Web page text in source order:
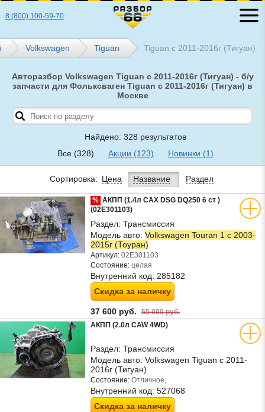
8 (800) 100-59-70
Volkswagen Tiguan Tiguan с 2011-2016г (Тигуан)
Авторазбор Volkswagen Tiguan с 2011-2016г (Тигуан) - б/у
запчасти для Фольксваген Tiguan с 2011-2016г (Тигуан) в
Москве
Найдено: 328 результатов
Все (328) Акции (123) Новинки (1)
Сортировка: Цена Название Раздел
% АКПП (1.4л CAX DSG DQ250 6 ст )
(02E301103)
Раздел: Трансмиссия
Модель авто: Volkswagen Touran 1 с 2003-
2015г (Тоуран)
Артикул: 02E301103
Состояние: целая
Внутренний код: 285182
Скидка за наличку
37 600 руб. 55 000 руб.
АКПП (2.0л CAW 4WD)
Раздел: Трансмиссия
Модель авто: Volkswagen Tiguan с 2011-
2016г (Тигуан)
Состояние: Отличное,
Внутренний код: 527068
Скидка за наличку